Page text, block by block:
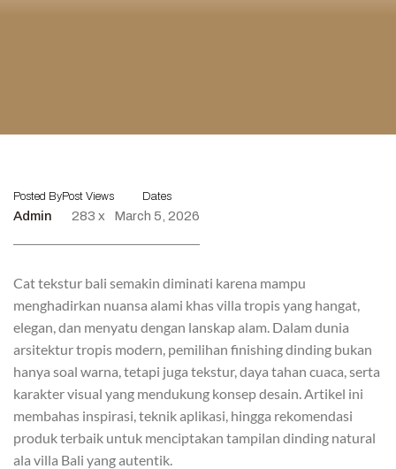
Posted By
Admin
Post Views
283 x
Dates
March 5, 2026
Cat tekstur bali semakin diminati karena mampu
menghadirkan nuansa alami khas villa tropis yang hangat,
elegan, dan menyatu dengan lanskap alam. Dalam dunia
arsitektur tropis modern, pemilihan finishing dinding bukan
hanya soal warna, tetapi juga tekstur, daya tahan cuaca, serta
karakter visual yang mendukung konsep desain. Artikel ini
membahas inspirasi, teknik aplikasi, hingga rekomendasi
produk terbaik untuk menciptakan tampilan dinding natural
ala villa Bali yang autentik.